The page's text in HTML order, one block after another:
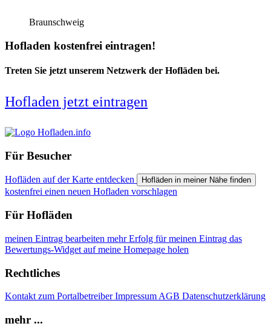
Braunschweig
Hofladen kostenfrei eintragen!
Treten Sie jetzt unserem Netzwerk der Hofläden bei.
Hofladen jetzt eintragen
Für Besucher
Hofläden auf der Karte entdecken Hofläden in meiner Nähe finden
kostenfrei einen neuen Hofladen vorschlagen
Für Hofläden
meinen Eintrag bearbeiten mehr Erfolg für meinen Eintrag das
Bewertungs-Widget auf meine Homepage holen
Rechtliches
Kontakt zum PortalbetreiberImpressum AGB Datenschutzerklärung
mehr ...